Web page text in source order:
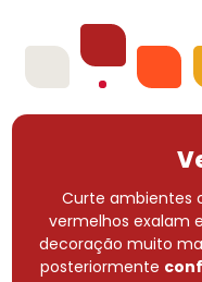
Offwhites
Vermelhos
Curte ambientes
vermelhos exalam
decoração muito
posteriormente